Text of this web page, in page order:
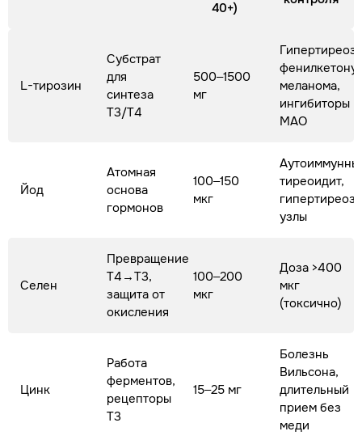
40+)
L-тирозин
Субстрат
для
синтеза
Т3/Т4
500–1500
мг
Гипертиреоз,
меланома,
ингибиторы
МАО
Йод
Атомная
основа
гормонов
100–150
мкг
тиреоидит,
гипертиреоз,
узлы
Селен
Превращение
Т4→Т3,
защита от
окисления
100–200
мкг
Доза >400
мкг
(токсично)
Цинк
Работа
ферментов,
рецепторы
Т3
15–25 мг
Болезнь
Вильсона,
длительный
прием без
меди